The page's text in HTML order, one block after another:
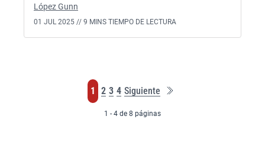
López Gunn
01 JUL 2025 // 9 MINS TIEMPO DE LECTURA
P
á
1
P
á
g
2 P
á
3 P
á
g
i
4 Siguiente
Ú
1 - 4 de 8 páginas